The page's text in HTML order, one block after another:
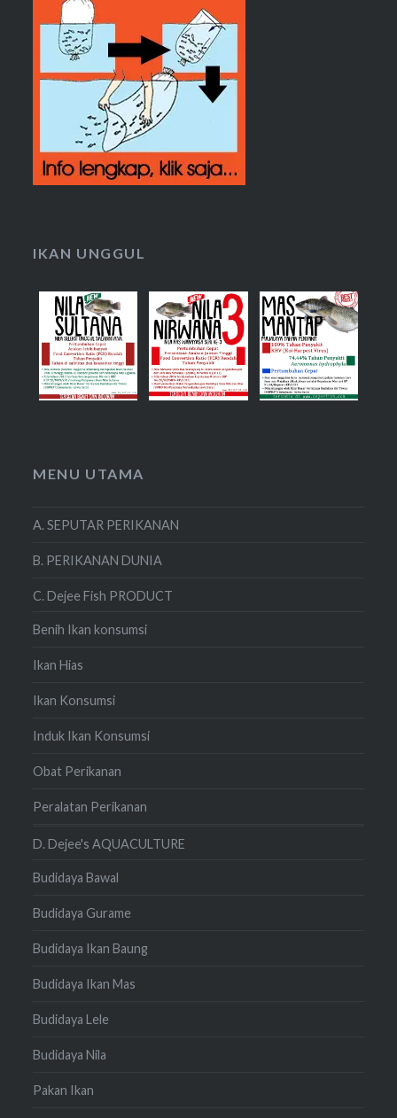
IKAN UNGGUL
MENU UTAMA
A. SEPUTAR PERIKANAN
B. PERIKANAN DUNIA
C. Dejee Fish PRODUCT
Benih Ikan konsumsi
Ikan Hias
Ikan Konsumsi
Induk Ikan Konsumsi
Obat Perikanan
Peralatan Perikanan
D. Dejee's AQUACULTURE
Budidaya Bawal
Budidaya Gurame
Budidaya Ikan Baung
Budidaya Ikan Mas
Budidaya Lele
Budidaya Nila
Pakan Ikan